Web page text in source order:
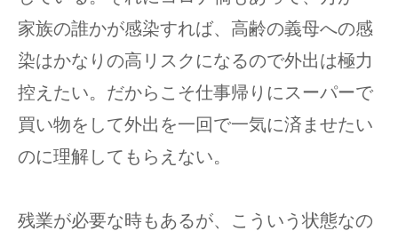
家族の誰かが感染すれば、高齢の義母への感
染はかなりの高リスクになるので外出は極力
控えたい。だからこそ仕事帰りにスーパーで
買い物をして外出を一回で一気に済ませたい
のに理解してもらえない。
残業が必要な時もあるが、こういう状態なの